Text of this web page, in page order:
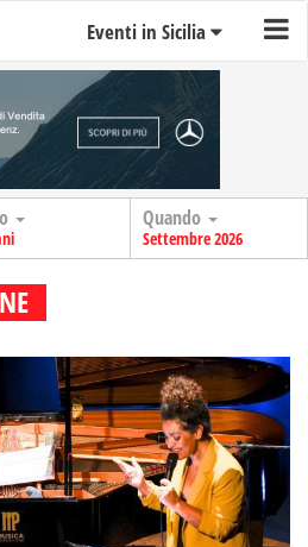
Eventi in Sicilia
Quando
Settembre 2026